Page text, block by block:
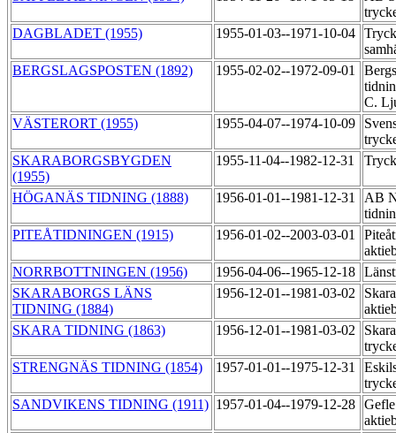
DAGBLADET (1955)
1955-01-03--1971-10-04
BERGSLAGSPOSTEN (1892)
1955-02-02--1972-09-01
C.
VÄSTERORT (1955)
1955-04-07--1974-10-09
SKARABORGSBYGDEN
(1955)
1955-11-04--1982-12-31
HÖGANÄS TIDNING (1888) 1956-01-01--1981-12-31
AB
PITEÅTIDNINGEN (1915)
1956-01-02--2003-03-01
NORRBOTTNINGEN (1956)
1956-04-06--1965-12-18
SKARABORGS LÄNS
TIDNING (1884)
1956-12-01--1981-03-02
SKARA TIDNING (1863)
1956-12-01--1981-03-02
STRENGNÄS TIDNING (1854)
1957-01-01--1975-12-31
SANDVIKENS TIDNING (1911) 1957-01-04--1979-12-28